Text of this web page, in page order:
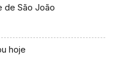
de São João
hoje